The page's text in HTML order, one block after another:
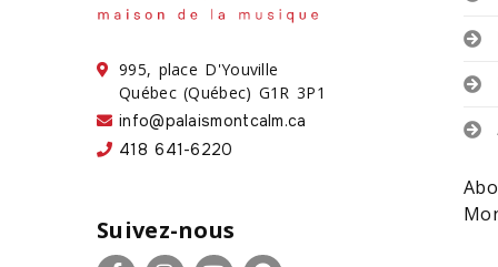
995, place D'Youville
Québec (Québec) G1R 3P1
info@palaismontcalm.ca
418 641-6220
Suivez-nous